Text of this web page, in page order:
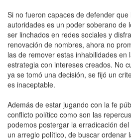
Si no fueron capaces de defender
autoridades es un poder soberano de
ser linchados en redes sociales y
renovación de nombres, ahora no
las de remover estas inhabilidades en
estrategia con intereses creados. No
ya se tomó una decisión, se fijó un
es inaceptable.
Además de estar jugando con la fe
conflicto político como son las
podemos postergar la erradicación
un arreglo político, de buscar ordenar